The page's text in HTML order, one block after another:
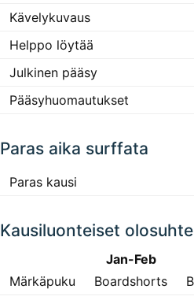
Kävelykuvaus
Helppo löytää
Julkinen pääsy
Pääsyhuomautukset
Paras aika surffata
Paras kausi
Kausiluonteiset
Jan-Feb
Märkäpuku
Boardshorts